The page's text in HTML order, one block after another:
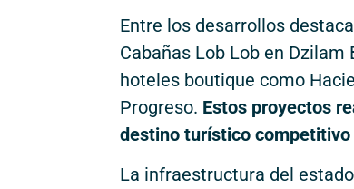
Entre los desarrollos
Cabañas Lob Lob en
hoteles boutique como
Progreso. Estos proyectos
destino turístico
La infraestructura del